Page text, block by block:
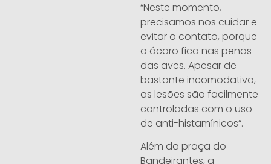
“Neste momento,
precisamos nos cuidar e
evitar o contato, porque
o ácaro fica nas penas
das aves. Apesar de
bastante incomodativo,
as lesões são facilmente
controladas com o uso
de anti-histamínicos”.
Além da praça do
Bandeirantes, a